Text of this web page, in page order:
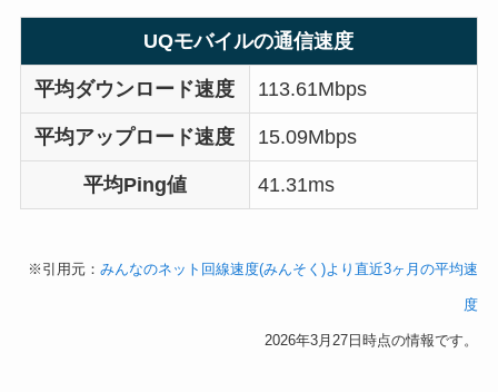
UQモバイルの通信速度
平均ダウンロード速度 113.61Mbps
平均アップロード速度 15.09Mbps
平均Ping値 41.31ms
※引用元：みんなのネット回線速度(みんそく)より直近3ヶ月の平均速
度
2026年3月27日時点の情報です。